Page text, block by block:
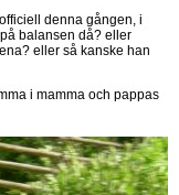
denna gången, i
balansen då? eller
eller så kanske han
i mamma och pappas